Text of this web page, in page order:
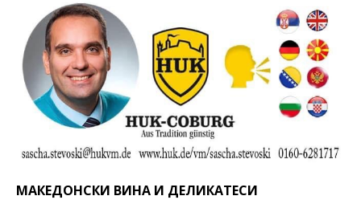
МАКЕДОНСКИ ВИНА И ДЕЛИКАТЕСИ